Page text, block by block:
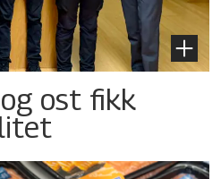
ost fikk